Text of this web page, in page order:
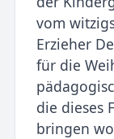
vom
Erzieher
für die
die dieses
bringen